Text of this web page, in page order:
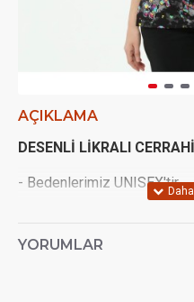
AÇIKLAMA
DESENLİ LİKRALI
- Bedenlerimiz UNISEX'tir.
- Çekimlerden ötürü (ışık
YORUMLAR